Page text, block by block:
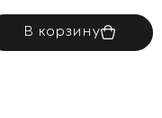
В корзину